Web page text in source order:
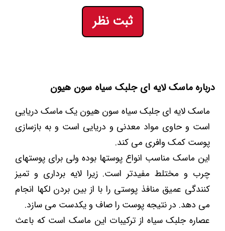
ثبت نظر
درباره ماسک لایه ای جلبک سیاه سون هیون
ماسک لایه ای جلبک سیاه سون هیون یک ماسک دریایی
است و حاوی مواد معدنی و دریایی است و به بازسازی
پوست کمک وافری می کند.
این ماسک مناسب انواع پوستها بوده ولی برای پوستهای
چرب و مختلط مفیدتر است. زیرا لایه برداری و تمیز
کنندگی عمیق منافذ پوستی را با از بین بردن لکها انجام
می دهد. در نتیجه پوست را صاف و یکدست می سازد.
عصاره جلبک سیاه از ترکیبات این ماسک است که باعث